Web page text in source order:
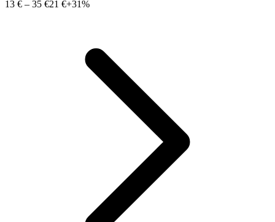
13 € – 35 €21 €+31%